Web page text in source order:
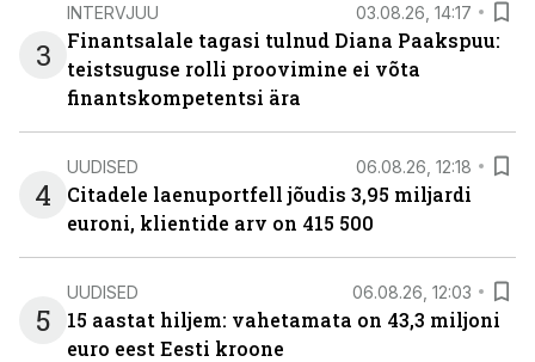
3
INTERVJUU 03.08.26, 14:17
Finantsalale tagasi tulnud Diana Paakspuu:
teistsuguse rolli proovimine ei võta
finantskompetentsi ära
4
UUDISED 06.08.26, 12:18
Citadele laenuportfell jõudis 3,95 miljardi
euroni, klientide arv on 415 500
5
UUDISED 06.08.26, 12:03
15 aastat hiljem: vahetamata on 43,3 miljoni
euro eest Eesti kroone